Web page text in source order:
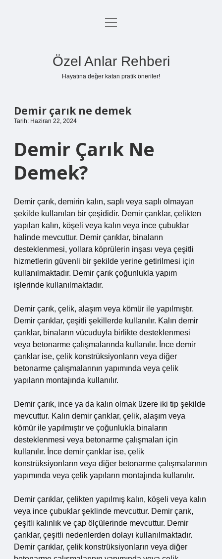
Anasayfa
menüyü
Özel Anlar Rehberi
Hayatına değer katan pratik öneriler!
Demir çarık ne demek
Tarih: Haziran 22, 2024
Demir Çarık Ne
Demek?
Demir çarık, demirin kalın, saplı veya saplı olmayan
şekilde kullanılan bir çeşididir. Demir çarıklar, çelikten
yapılan kalın, köşeli veya kalın veya ince çubuklar
halinde mevcuttur. Demir çarıklar, binaların
desteklenmesi, yollara köprülerin inşası veya çeşitli
hizmetlerin güvenli bir şekilde yerine getirilmesi için
kullanılmaktadır. Demir çarık çoğunlukla yapım
işlerinde kullanılmaktadır.
Demir çarık, çelik, alaşım veya kömür ile yapılmıştır.
Demir çarıklar, çeşitli şekillerde kullanılır. Kalın demir
çarıklar, binaların vücuduyla birlikte desteklenmesi
veya betonarme çalışmalarında kullanılır. İnce demir
çarıklar ise, çelik konstrüksiyonların veya diğer
betonarme çalışmalarının yapımında veya çelik
yapıların montajında kullanılır.
Demir çarık, ince ya da kalın olmak üzere iki tip şekilde
mevcuttur. Kalın demir çarıklar, çelik, alaşım veya
kömür ile yapılmıştır ve çoğunlukla binaların
desteklenmesi veya betonarme çalışmaları için
kullanılır. İnce demir çarıklar ise, çelik
konstrüksiyonların veya diğer betonarme çalışmalarının
yapımında veya çelik yapıların montajında kullanılır.
Demir çarıklar, çelikten yapılmış kalın, köşeli veya kalın
veya ince çubuklar şeklinde mevcuttur. Demir çarık,
çeşitli kalınlık ve çap ölçülerinde mevcuttur. Demir
çarıklar, çeşitli nedenlerden dolayı kullanılmaktadır.
Demir çarıklar, çelik konstrüksiyonların veya diğer